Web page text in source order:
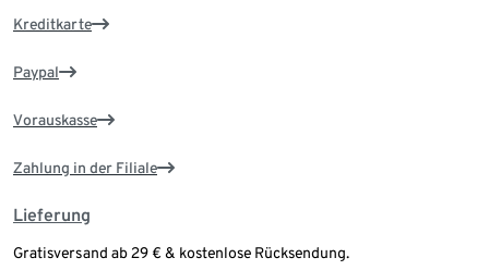
Kreditkarte
Paypal
Vorauskasse
Zahlung in der Filiale
Lieferung
Gratisversand ab 29 € & kostenlose Rücksendung.